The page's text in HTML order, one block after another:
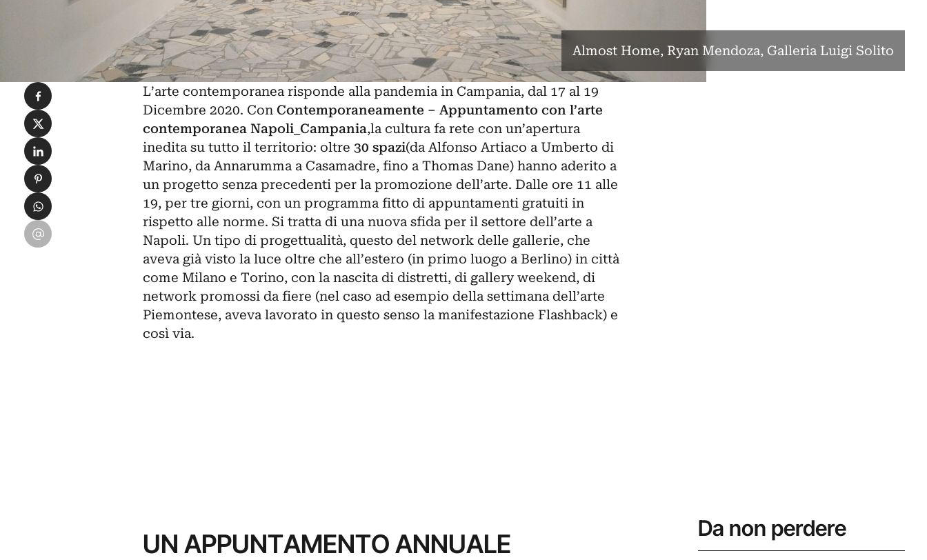
Almost Home, Ryan Mendoza, Galleria Luigi Solito
L’arte contemporanea risponde alla pandemia in Campania, dal 17 al 19
Dicembre 2020. Con Contemporaneamente – Appuntamento con l’arte
contemporanea Napoli_Campania,la cultura fa rete con un’apertura
inedita su tutto il territorio: oltre 30 spazi(da Alfonso Artiaco a Umberto di
Marino, da Annarumma a Casamadre, fino a Thomas Dane) hanno aderito a
un progetto senza precedenti per la promozione dell’arte. Dalle ore 11 alle
19, per tre giorni, con un programma fitto di appuntamenti gratuiti in
rispetto alle norme. Si tratta di una nuova sfida per il settore dell’arte a
Napoli. Un tipo di progettualità, questo del network delle gallerie, che
aveva già visto la luce oltre che all’estero (in primo luogo a Berlino) in città
come Milano e Torino, con la nascita di distretti, di gallery weekend, di
network promossi da fiere (nel caso ad esempio della settimana dell’arte
Piemontese, aveva lavorato in questo senso la manifestazione Flashback) e
così via.
UN APPUNTAMENTO ANNUALE Da non perdere
Condividi su Facebook
Condividi su X
Condividi su LinkedIn
Condividi su Pinterest
Condividi su WhatsApp
Condividi su Email